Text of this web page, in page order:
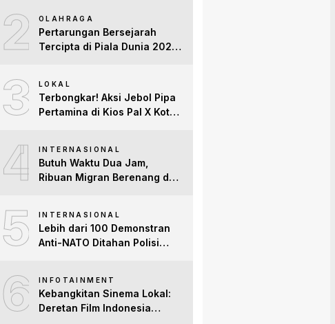
2 OLAHRAGA
Pertarungan Bersejarah
Tercipta di Piala Dunia 2026:
3 LOKAL
Terbongkar! Aksi Jebol Pipa
Pertamina di Kios Pal X Kota
4 INTERNASIONAL
Butuh Waktu Dua Jam,
Ribuan Migran Berenang dari
5 INTERNASIONAL
Lebih dari 100 Demonstran
Anti-NATO Ditahan Polisi
6 INFOTAINMENT
Kebangkitan Sinema Lokal:
Deretan Film Indonesia